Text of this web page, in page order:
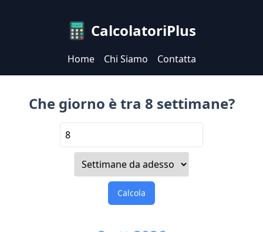
CalcolatoriPlus
Home Chi Siamo Contatta
Che giorno è tra 8 settimane?
Calcola